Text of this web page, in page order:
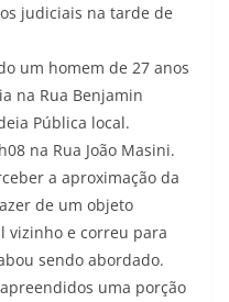
judiciais na tarde de
um homem de 27 anos
na Rua Benjamin
Pública local.
na Rua João Masini.
a aproximação da
de um objeto
vizinho e correu para
sendo abordado.
uma porção